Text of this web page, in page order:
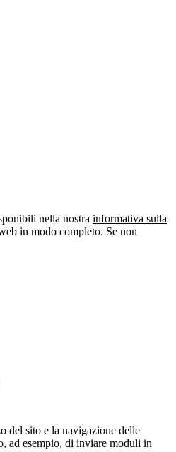
nella nostra informativa sulla
in modo completo. Se non
del sito e la navigazione delle
ad esempio, di inviare moduli in